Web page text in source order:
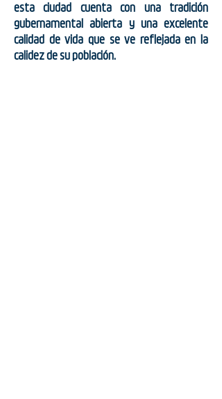
esta ciudad cuenta con una tradición
gubernamental abierta y una excelente
calidad de vida que se ve reflejada en la
calidez de su población.